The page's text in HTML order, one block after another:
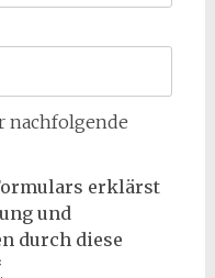
nachfolgende
erklärst
und
durch diese